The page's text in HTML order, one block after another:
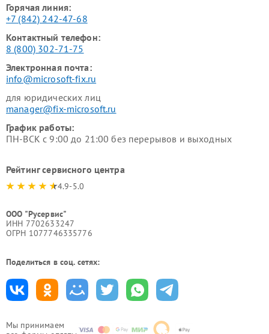
Мы принимаем
Горячая линия:
+7 (842) 242-47-68
Контактный телефон:
8 (800) 302-71-75
Электронная почта:
info@microsoft-fix.ru
для юридических лиц
manager@fix-microsoft.ru
График работы:
ПН-ВСК с 9:00 до 21:00 без перерывов и выходных
Рейтинг сервисного центра
4.9-5.0
ООО "Русервис"
ИНН 7702633247
ОГРН 1077746335776
Поделиться в соц. сетях: